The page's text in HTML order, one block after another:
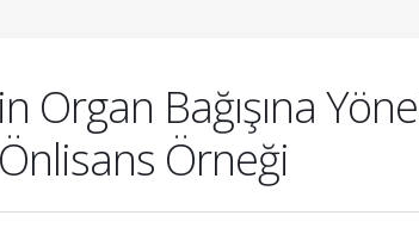
Organ Bağışına
Önlisans Örneği